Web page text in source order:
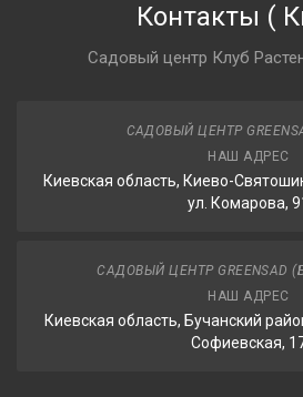
Контакты (
Садовый центр Клуб
САДОВЫЙ ЦЕНТР
НАШ АДРЕС
Киевская область, Киево-
ул. Комарова,
САДОВЫЙ ЦЕНТР GREENSAD
НАШ АДРЕС
Киевская область, Бучанский
Софиевская,